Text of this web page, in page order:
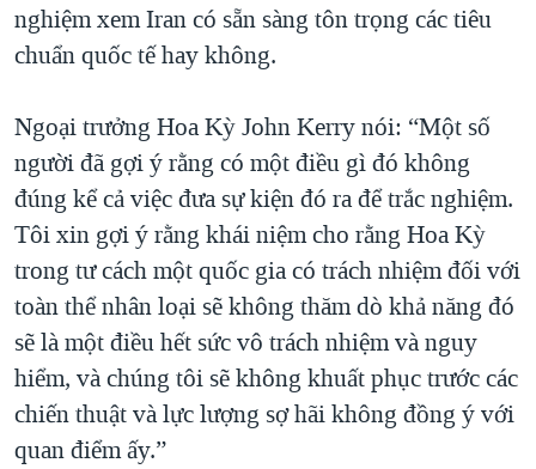
nghiệm xem Iran có sẵn sàng tôn trọng các tiêu
chuẩn quốc tế hay không.
Ngoại trưởng Hoa Kỳ John Kerry nói: “Một số
người đã gợi ý rằng có một điều gì đó không
đúng kể cả việc đưa sự kiện đó ra để trắc nghiệm.
Tôi xin gợi ý rằng khái niệm cho rằng Hoa Kỳ
trong tư cách một quốc gia có trách nhiệm đối với
toàn thể nhân loại sẽ không thăm dò khả năng đó
sẽ là một điều hết sức vô trách nhiệm và nguy
hiểm, và chúng tôi sẽ không khuất phục trước các
chiến thuật và lực lượng sợ hãi không đồng ý với
quan điểm ấy.”